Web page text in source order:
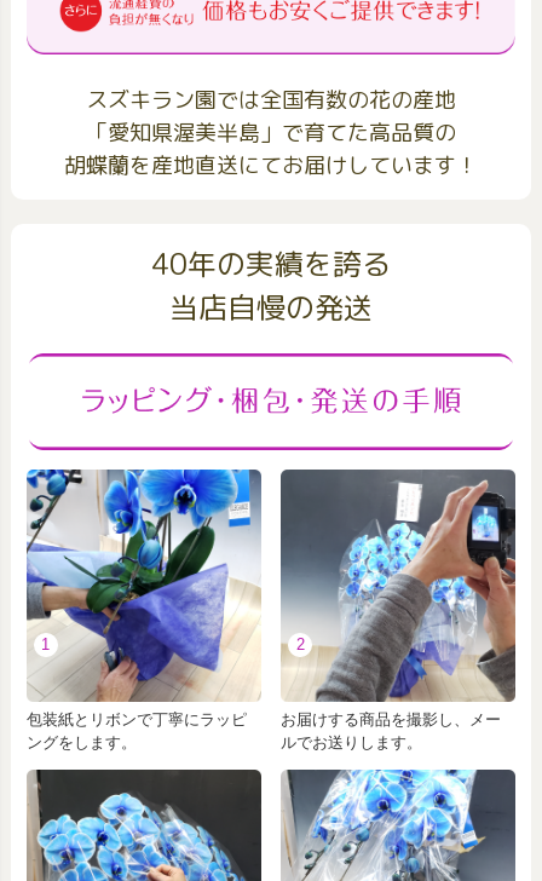
スズキラン園では全国有数の花の産地
「愛知県渥美半島」で育てた高品質の
胡蝶蘭を産地直送にてお届けしています！
40年の実績を誇る
当店自慢の発送
1
包装紙とリボンで丁寧にラッピ
ングをします。
2
お届けする商品を撮影し、メー
ルでお送りします。